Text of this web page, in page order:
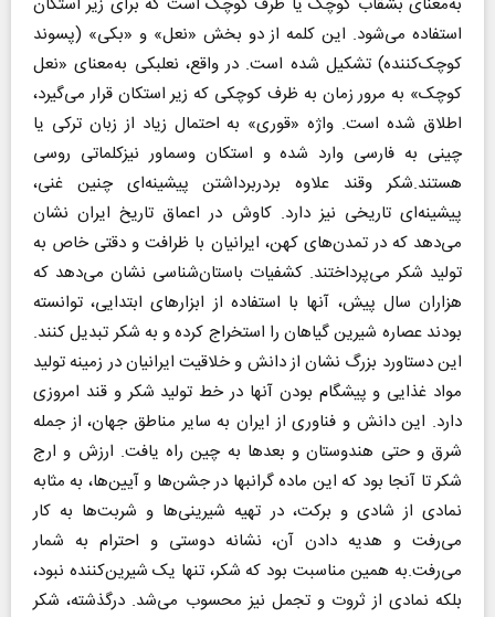
استفاده می‌شود. این کلمه از دو بخش «نعل» و «بکی» (پسوند
کوچک‌کننده) تشکیل شده است. در واقع، نعلبکی به‌معنای «نعل
کوچک» به مرور زمان به ظرف کوچکی که زیر استکان قرار می‌گیرد،
اطلاق شده است. واژه «قوری» به احتمال زیاد از زبان ترکی یا
چینی به فارسی وارد شده و استکان وسماور نیزکلماتی روسی
هستند.شکر وقند علاوه بردربرداشتن پیشینه‌ای چنین غنی،
پیشینه‌ای تاریخی نیز دارد. کاوش در اعماق تاریخ ایران نشان
می‌دهد که در تمدن‌های کهن، ایرانیان با ظرافت و دقتی خاص به
تولید شکر می‌پرداختند. کشفیات باستان‌شناسی نشان می‌دهد که
هزاران سال پیش، آنها با استفاده از ابزارهای ابتدایی، توانسته
بودند عصاره شیرین گیاهان را استخراج کرده و به شکر تبدیل کنند.
این دستاورد بزرگ نشان از دانش و خلاقیت ایرانیان در زمینه تولید
مواد غذایی و پیشگام بودن آنها در خط تولید شکر و قند امروزی
دارد. این دانش و فناوری از ایران به سایر مناطق جهان، از جمله
شرق و حتی هندوستان و بعدها به چین راه یافت. ارزش و ارج
شکر تا آنجا بود که این ماده گرانبها در جشن‌ها و آیین‌ها، به مثابه
نمادی از شادی و برکت، در تهیه شیرینی‌ها و شربت‌ها به کار
می‌رفت و هدیه دادن آن، نشانه دوستی و احترام به شمار
می‌رفت.به همین مناسبت بود که شکر، تنها یک شیرین‌کننده نبود،
بلکه نمادی از ثروت و تجمل نیز محسوب می‌شد. درگذشته، شکر